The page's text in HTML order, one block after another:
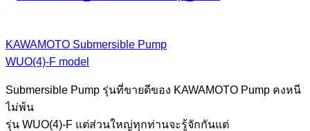
KAWAMOTO Submersible Pump
WUO(4)-F model
Submersible Pump รุ่นที่ขายดีของ KAWAMOTO Pump คงหนี
ไม่พ้น
รุ่น WUO(4)-F แต่ส่วนใหญ่ทุกท่านจะรู้จักกันแต่